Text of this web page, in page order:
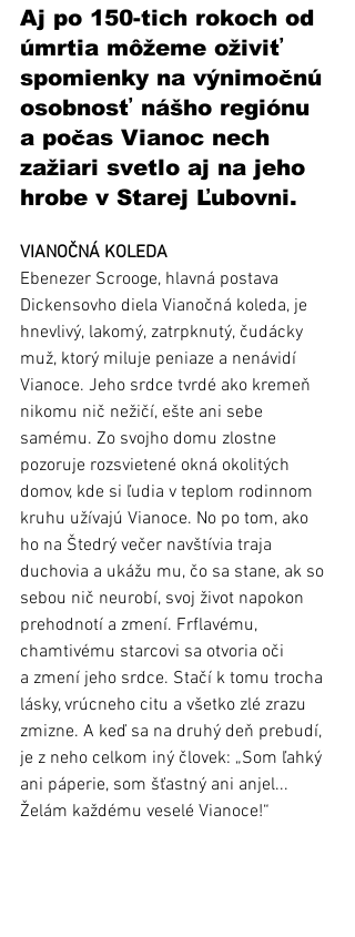
Aj po 150-tich rokoch od
úmrtia môžeme oživiť
spomienky na výnimočnú
osobnosť nášho regiónu
a počas Vianoc nech
zažiari svetlo aj na jeho
hrobe v Starej Ľubovni.
VIANOČNÁ KOLEDA
Ebenezer Scrooge, hlavná postava
Dickensovho diela Vianočná koleda, je
hnevlivý, lakomý, zatrpknutý, čudácky
muž, ktorý miluje peniaze a nenávidí
Vianoce. Jeho srdce tvrdé ako kremeň
nikomu nič nežičí, ešte ani sebe
samému. Zo svojho domu zlostne
pozoruje rozsvietené okná okolitých
domov, kde si ľudia v teplom rodinnom
kruhu užívajú Vianoce. No po tom, ako
ho na Štedrý večer navštívia traja
duchovia a ukážu mu, čo sa stane, ak so
sebou nič neurobí, svoj život napokon
prehodnotí a zmení. Frflavému,
chamtivému starcovi sa otvoria oči
a zmení jeho srdce. Stačí k tomu trocha
lásky, vrúcneho citu a všetko zlé zrazu
zmizne. A keď sa na druhý deň prebudí,
je z neho celkom iný človek: „Som ľahký
ani páperie, som šťastný ani anjel...
Želám každému veselé Vianoce!“